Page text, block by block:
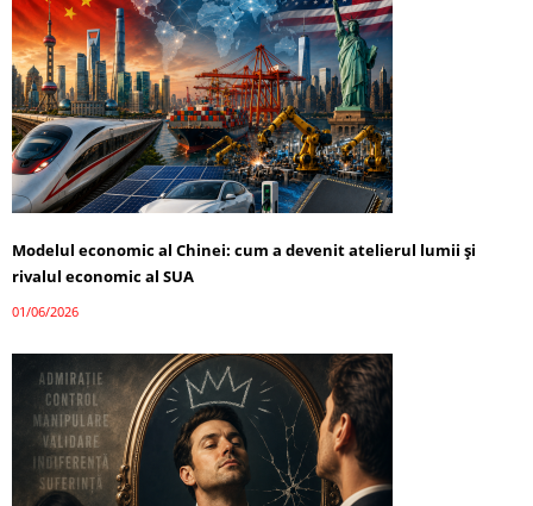
Modelul economic al Chinei: cum a devenit atelierul lumii și
rivalul economic al SUA
01/06/2026